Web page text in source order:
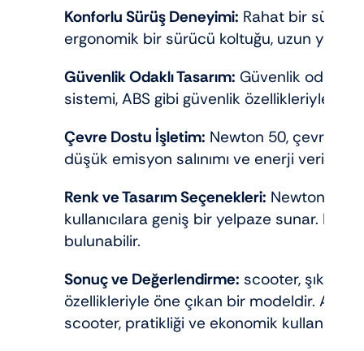
Konforlu Sürüş Deneyimi: Rahat bir sürüş
ergonomik bir sürücü koltuğu, uzun
Güvenlik Odaklı Tasarım: Güvenlik odaklı
sistemi, ABS gibi güvenlik özellikleriyle
Çevre Dostu İşletim: Newton 50, çevre
düşük emisyon salınımı ve enerji
Renk ve Tasarım Seçenekleri: Newton 50,
kullanıcılara geniş bir yelpaze sunar.
bulunabilir.
Sonuç ve Değerlendirme: scooter, şık
özellikleriyle öne çıkan bir modeldir.
scooter, pratikliği ve ekonomik